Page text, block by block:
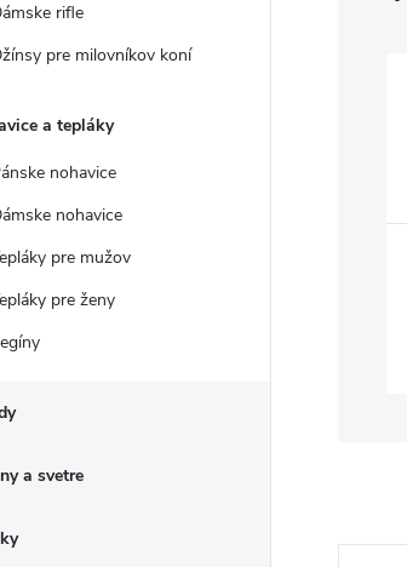
rifle
pre milovníkov koní
a tepláky
nohavice
nohavice
pre mužov
pre ženy
a svetre